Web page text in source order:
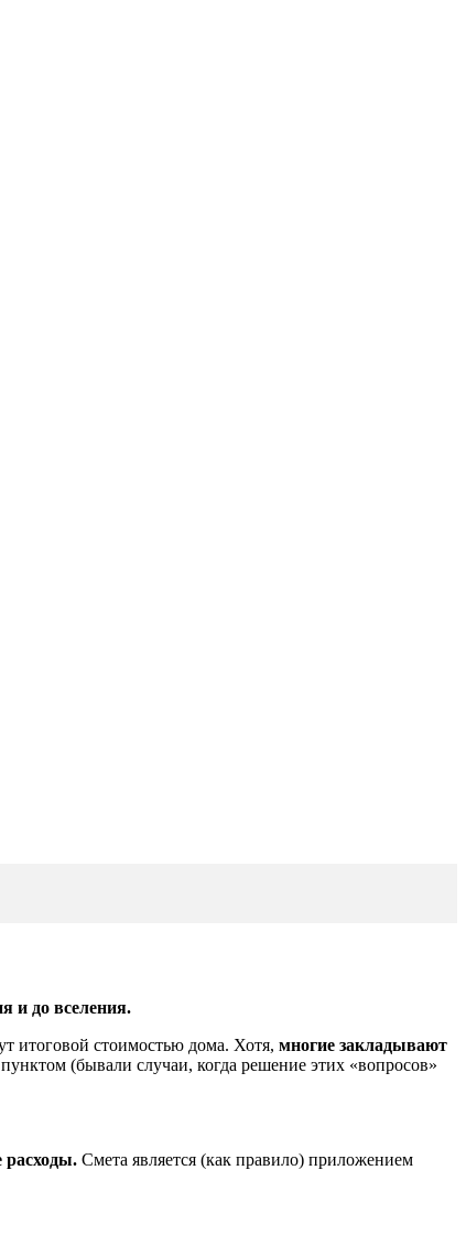
и до вселения.
итоговой стоимостью дома. Хотя, многие закладывают
(бывали случаи, когда решение этих «вопросов»
Смета является (как правило) приложением